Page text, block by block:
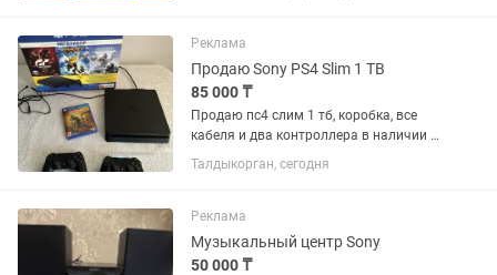
Реклама
Продаю Sony PS4 Slim 1 TB
85 000 ₸
Продаю пс4 слим 1 тб, коробка, все
кабеля и два контроллера в наличии и
в отличном состоянии, плюсом диск
МК 11
Талдыкорган, сегодня
Реклама
Музыкальный центр Sony
50 000 ₸